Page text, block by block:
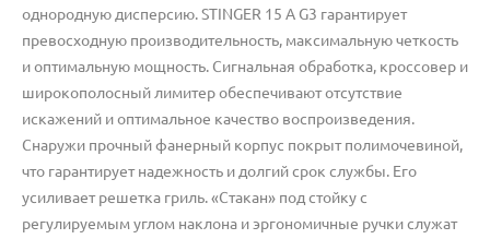
однородную дисперсию. STINGER 15 A G3 гарантирует
превосходную производительность, максимальную четкость
и оптимальную мощность. Сигнальная обработка, кроссовер и
широкополосный лимитер обеспечивают отсутствие
искажений и оптимальное качество воспроизведения.
Снаружи прочный фанерный корпус покрыт полимочевиной,
что гарантирует надежность и долгий срок службы. Его
усиливает решетка гриль. «Стакан» под стойку с
регулируемым углом наклона и эргономичные ручки служат